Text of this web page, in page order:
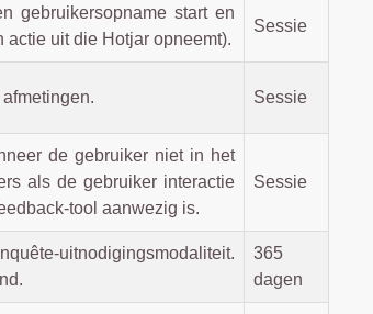
gebruikersopname start en
uit die Hotjar opneemt).
Sessie
Sessie
de gebruiker niet in het
als de gebruiker interactie
tool aanwezig is.
Sessie
uitnodigingsmodaliteit.
365
dagen